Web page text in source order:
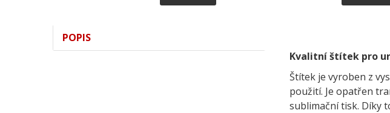
POPIS
Kvalitní štítek pro
Štítek je vyroben z
použití. Je opatřen
sublimační tisk. Díky